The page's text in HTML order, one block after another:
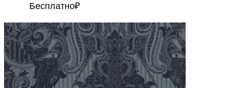
Бесплатно₽